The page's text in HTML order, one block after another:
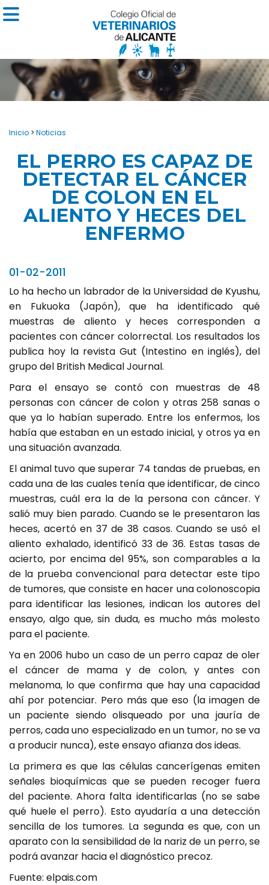
Inicio > Noticias
EL PERRO ES CAPAZ DE
DETECTAR EL CÁNCER
DE COLON EN EL
ALIENTO Y HECES DEL
ENFERMO
01-02-2011
Lo ha hecho un labrador de la Universidad de Kyushu,
en Fukuoka (Japón), que ha identificado qué
muestras de aliento y heces corresponden a
pacientes con cáncer colorrectal. Los resultados los
publica hoy la revista Gut (Intestino en inglés), del
grupo del British Medical Journal.
Para el ensayo se contó con muestras de 48
personas con cáncer de colon y otras 258 sanas o
que ya lo habían superado. Entre los enfermos, los
había que estaban en un estado inicial, y otros ya en
una situación avanzada.
El animal tuvo que superar 74 tandas de pruebas, en
cada una de las cuales tenía que identificar, de cinco
muestras, cuál era la de la persona con cáncer. Y
salió muy bien parado. Cuando se le presentaron las
heces, acertó en 37 de 38 casos. Cuando se usó el
aliento exhalado, identificó 33 de 36. Estas tasas de
acierto, por encima del 95%, son comparables a la
de la prueba convencional para detectar este tipo
de tumores, que consiste en hacer una colonoscopia
para identificar las lesiones, indican los autores del
ensayo, algo que, sin duda, es mucho más molesto
para el paciente.
Ya en 2006 hubo un caso de un perro capaz de oler
el cáncer de mama y de colon, y antes con
melanoma, lo que confirma que hay una capacidad
ahí por potenciar. Pero más que eso (la imagen de
un paciente siendo olisqueado por una jauría de
perros, cada uno especializado en un tumor, no se va
a producir nunca), este ensayo afianza dos ideas.
La primera es que las células cancerígenas emiten
señales bioquímicas que se pueden recoger fuera
del paciente. Ahora falta identificarlas (no se sabe
qué huele el perro). Esto ayudaría a una detección
sencilla de los tumores. La segunda es que, con un
aparato con la sensibilidad de la nariz de un perro, se
podrá avanzar hacia el diagnóstico precoz.
Fuente: elpais.com